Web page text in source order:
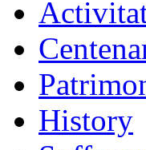
History